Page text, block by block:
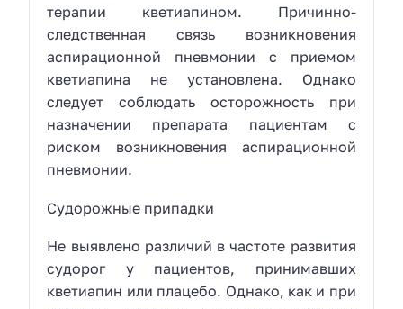
терапии кветиапином. Причинно-
следственная связь возникновения
аспирационной пневмонии с приемом
кветиапина не установлена. Однако
следует соблюдать осторожность при
назначении препарата пациентам с
риском возникновения аспирационной
пневмонии.
Судорожные припадки
Не выявлено различий в частоте развития
судорог у пациентов, принимавших
кветиапин или плацебо. Однако, как и при